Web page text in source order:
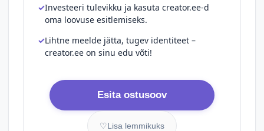
Investeeri tulevikku ja kasuta creator.ee-d
oma loovuse esitlemiseks.
Lihtne meelde jätta, tugev identiteet –
creator.ee on sinu edu võti!
Esita ostusoov
♡Lisa lemmikuks